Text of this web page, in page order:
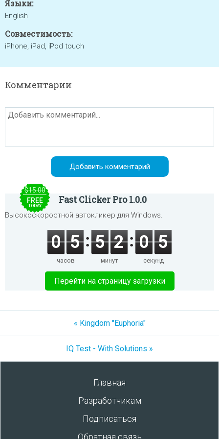
Языки:
English
Совместимость:
iPhone, iPad, iPod touch
Комментарии
$15.00
FREE
TODAY
Fast Clicker Pro 1.0.0
Высокоскоростной автокликер для Windows.
0 5
часов
5 2
минут
0 5
секунд
Перейти на страницу загрузки
« Kingdom "Euphoria"
IQ Test - With Solutions »
Главная
Разработчикам
Подписаться
Обратная связь